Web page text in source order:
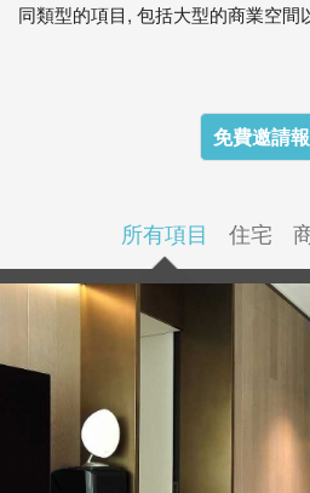
同類型的項目, 包括大型的商業空間
免費邀請
所有項目 住宅